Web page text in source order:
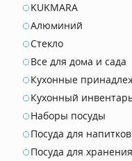
KUKMARA
Алюминий
Стекло
Все для дома и сада
Кухонные
Кухонный
Наборы посуды
Посуда для напитков
Посуда для хранения